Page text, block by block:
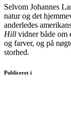
Selvom Johannes
natur og det
anderledes
Hill vidner både om
og farver, og på
storhed.
Publiceret i